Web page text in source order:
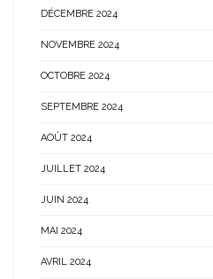
DÉCEMBRE 2024
NOVEMBRE 2024
OCTOBRE 2024
SEPTEMBRE 2024
AOÛT 2024
JUILLET 2024
JUIN 2024
MAI 2024
AVRIL 2024